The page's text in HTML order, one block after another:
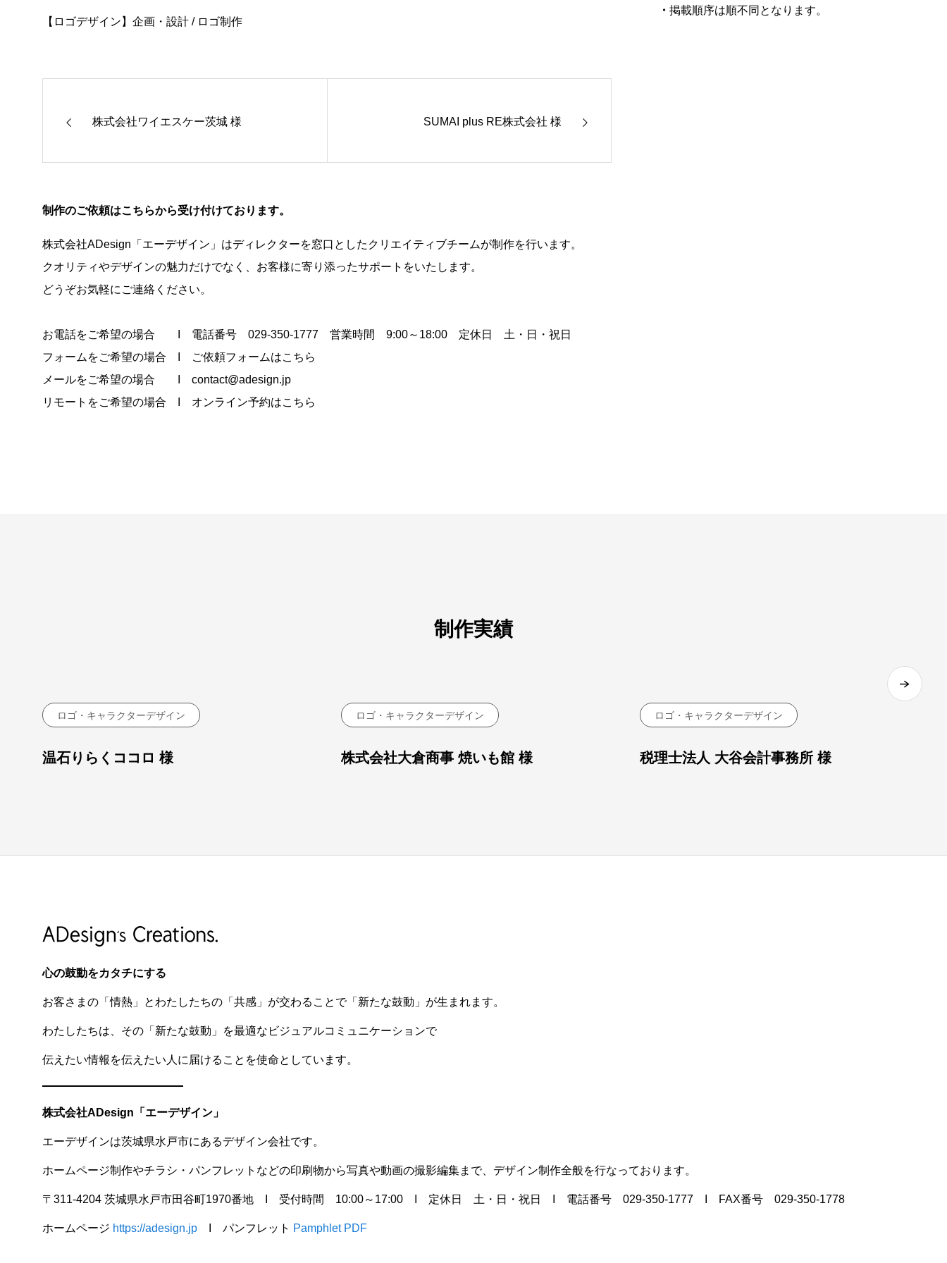
【ロゴデザイン】企画・設計 / ロゴ制作
株式会社ワイエスケー茨城 様 SUMAI plus RE株式会社 様
制作のご依頼はこちらから受け付けております。
株式会社ADesign「エーデザイン」はディレクターを窓口としたクリエイティブチームが制作を行います。
クオリティやデザインの魅力だけでなく、お客様に寄り添ったサポートをいたします。
どうぞお気軽にご連絡ください。
お電話をご希望の場合 I 電話番号 029-350-1777 営業時間 9:00～18:00 定休日 土・日・祝日
フォームをご希望の場合 I
ご依頼フォームはこちら
メールをご希望の場合 I contact@adesign.jp
リモートをご希望の場合 I オンライン予約はこちら
・ 掲載順序は順不同となります。
制作実績
ロゴ・キャラクターデザイン
温石りらくココロ 様
ロゴ・キャラクターデザイン
株式会社大倉商事 焼いも館 様
ロゴ・キャラクターデザイン
税理士法人 大谷会計事務所 様
心の鼓動をカタチにする
お客さまの「情熱」とわたしたちの「共感」が交わることで「新たな鼓動」が生まれます。
わたしたちは、その「新たな鼓動」を最適なビジュアルコミュニケーションで
伝えたい情報を伝えたい人に届けることを使命としています。
株式会社ADesign「エーデザイン」
エーデザインは茨城県水戸市にあるデザイン会社です。
ホームページ制作やチラシ・パンフレットなどの印刷物から写真や動画の撮影編集まで、デザイン制作全般を行なっております。
〒311-4204 茨城県水戸市田谷町1970番地 I 受付時間 10:00～17:00 I 定休日 土・日・祝日 I 電話番号 029-350-1777 I FAX番号 029-350-1778
ホームページ https://adesign.jp I パンフレット Pamphlet PDF